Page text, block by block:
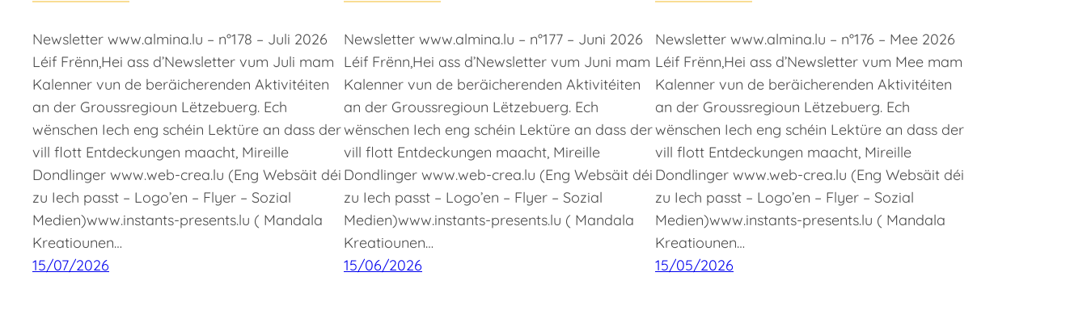
Newsletter www.almina.lu – n°178 – Juli 2026
Léif Frënn,Hei ass d’Newsletter vum Juli mam
Kalenner vun de beräicherenden Aktivitéiten
an der Groussregioun Lëtzebuerg. Ech
wënschen Iech eng schéin Lektüre an dass der
vill flott Entdeckungen maacht, Mireille
Dondlinger www.web-crea.lu (Eng Websäit déi
zu Iech passt – Logo’en – Flyer – Sozial
Medien)www.instants-presents.lu ( Mandala
Kreatiounen…
15/07/2026
Newsletter www.almina.lu – n°177 – Juni 2026
Léif Frënn,Hei ass d’Newsletter vum Juni mam
Kalenner vun de beräicherenden Aktivitéiten
an der Groussregioun Lëtzebuerg. Ech
wënschen Iech eng schéin Lektüre an dass der
vill flott Entdeckungen maacht, Mireille
Dondlinger www.web-crea.lu (Eng Websäit déi
zu Iech passt – Logo’en – Flyer – Sozial
Medien)www.instants-presents.lu ( Mandala
Kreatiounen…
15/06/2026
Newsletter www.almina.lu – n°176 – Mee 2026
Léif Frënn,Hei ass d’Newsletter vum Mee mam
Kalenner vun de beräicherenden Aktivitéiten
an der Groussregioun Lëtzebuerg. Ech
wënschen Iech eng schéin Lektüre an dass der
vill flott Entdeckungen maacht, Mireille
Dondlinger www.web-crea.lu (Eng Websäit déi
zu Iech passt – Logo’en – Flyer – Sozial
Medien)www.instants-presents.lu ( Mandala
Kreatiounen…
15/05/2026